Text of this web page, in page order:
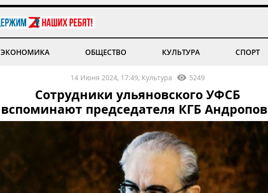
ЭКОНОМИКА ОБЩЕСТВО КУЛЬТУРА СПОРТ
14 Июня 2024, 17:49, Культура 5249
Сотрудники ульяновского УФСБ
вспоминают председателя КГБ